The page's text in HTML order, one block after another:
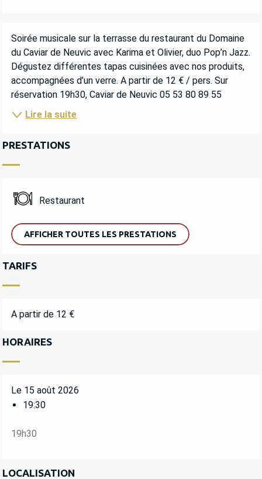
DESCRIPTION
Soirée musicale sur la terrasse du restaurant du Domaine
du Caviar de Neuvic avec Karima et Olivier, duo Pop’n Jazz.
Dégustez différentes tapas cuisinées avec nos produits,
accompagnées d’un verre. A partir de 12 € / pers. Sur
réservation 19h30, Caviar de Neuvic 05 53 80 89 55
Lire la suite
PRESTATIONS
Restaurant
AFFICHER TOUTES LES PRESTATIONS
TARIFS
A partir de 12 €
HORAIRES
Le 15 août 2026
19:30
19h30
LOCALISATION